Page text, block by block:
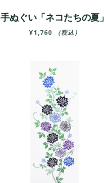
手ぬぐい「ネコたちの夏」
¥1,760 （税込）